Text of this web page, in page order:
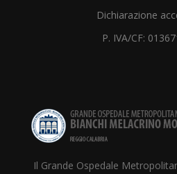
Dichiarazione
P. IVA/CF:
Il Grande Ospedale